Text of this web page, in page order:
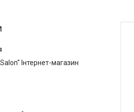
Інтернет-магазин